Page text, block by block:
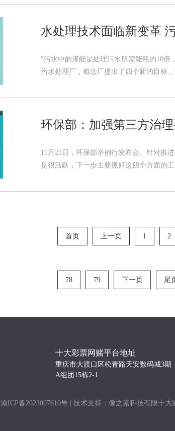
水处理技术面临新变革
"污水中的潜能是处理污水所需能耗的10
污水处理厂，概念厂提出了四个新的目标，
环保部：加强第三方治
11月23日，环保部举例行发布会。针对推
是很活跃，下一步主要抓好这四个方面的
首页 上一页 1 2
78 79 下一页 尾
十大彩票网赌平台地址
重庆市大渡口区松青路天安数码城3期
A组团15栋2-1
渝ICP备2023007610号 | 技术支持：像之素科技有限十大